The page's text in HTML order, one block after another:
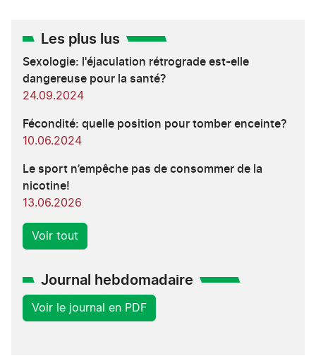
Les plus lus
Sexologie: l'éjaculation rétrograde est-elle
dangereuse pour la santé?
24.09.2024
Fécondité: quelle position pour tomber enceinte?
10.06.2024
Le sport n’empêche pas de consommer de la
nicotine!
13.06.2026
Voir tout
Journal hebdomadaire
Voir le journal en PDF